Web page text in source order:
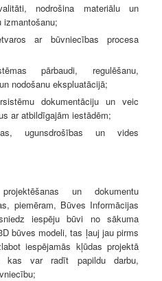
nodrošina materiālu un
izmantošanu;
ar būvniecības procesa
pārbaudi, regulēšanu,
nodošanu ekspluatācijā;
dokumentāciju un veic
ar atbildīgajām iestādēm;
ugunsdrošības un vides
un dokumentu
piemēram, Būves Informācijas
iespēju būvi no sākuma
būves modeli, tas ļauj jau pirms
iespējamās kļūdas projektā
var radīt papildu darbu,